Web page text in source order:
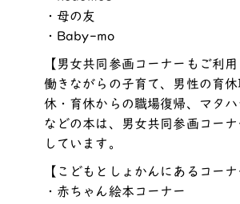
・母の友
・Baby-mo
【男女共同参画コーナーもご利用
働きながらの子育て、男性の育
休・育休からの職場復帰、マタハ
などの本は、男女共同参画コー
しています。
【こどもとしょかんにあるコーナ
・赤ちゃん絵本コーナー